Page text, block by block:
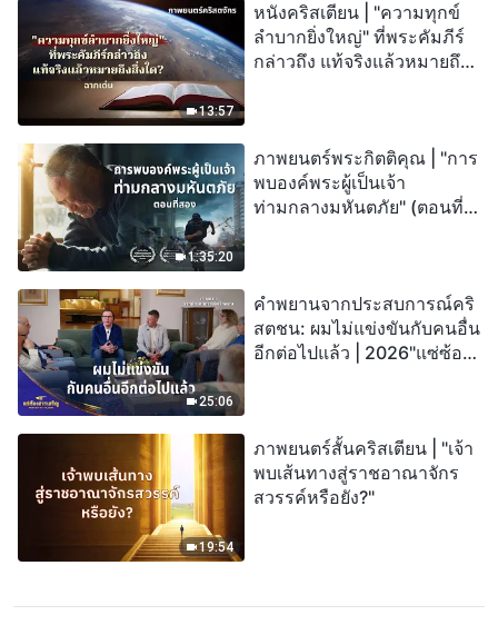
13:57
หนังคริสเตียน | "ความทุกข์
ลำบากยิ่งใหญ่" ที่พระคัมภีร์
กล่าวถึง แท้จริงแล้วหมายถึง
1:35:20
ภาพยนตร์พระกิตติคุณ | "การ
พบองค์พระผู้เป็นเจ้า
ท่ามกลางมหันตภัย" (ตอนที่
25:06
คำพยานจากประสบการณ์คริ
สตชน: ผมไม่แข่งขันกับคนอื่น
อีกต่อไปแล้ว | 2026"แซ่ซ้อง
19:54
ภาพยนตร์สั้นคริสเตียน | "เจ้า
พบเส้นทางสู่ราชอาณาจักร
สวรรค์หรือยัง?"